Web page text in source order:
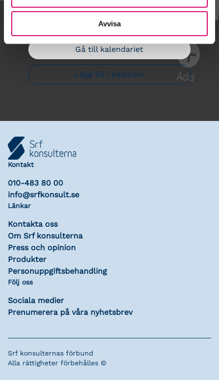
Avvisa
Gå till kalendariet
Lägg till i kalender
Kontakt
010-483 80 00
info@srfkonsult.se
Länkar
Kontakta oss
Om Srf konsulterna
Press och opinion
Produkter
Personuppgiftsbehandling
Följ oss
Sociala medier
Prenumerera på våra nyhetsbrev
Srf konsulternas förbund
Alla rättigheter förbehålles ©